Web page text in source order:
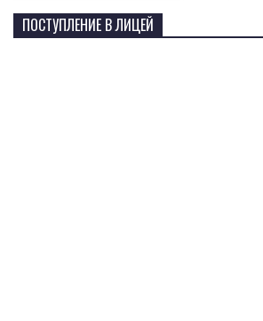
ПОСТУПЛЕНИЕ В ЛИЦЕЙ